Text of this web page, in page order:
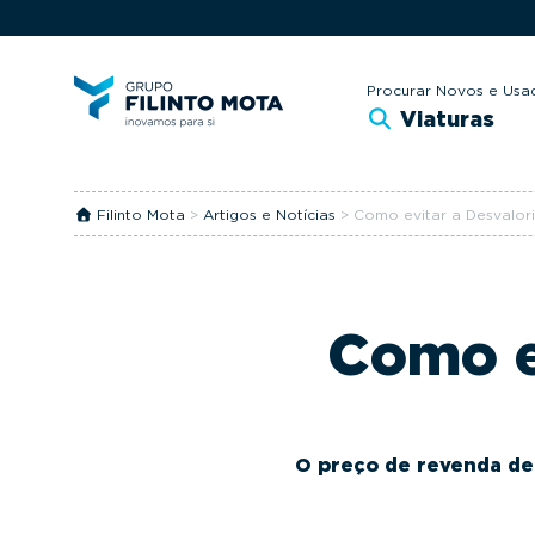
Procurar Novos e
Viaturas
Filinto Mota > Artigos e Notícias > Como evitar a
Como
O preço de revenda